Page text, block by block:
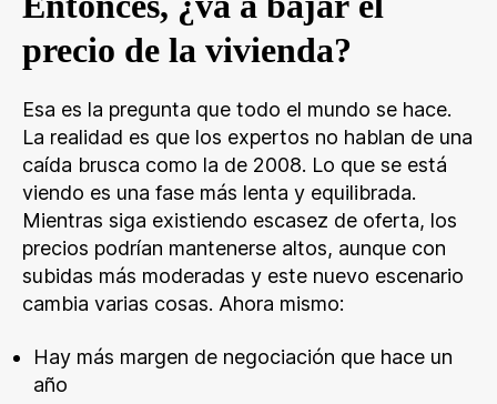
precio de la vivienda?
Esa es la pregunta que todo el mundo se hace.
La realidad es que los expertos no hablan de una
caída brusca como la de 2008. Lo que se está
viendo es una fase más lenta y equilibrada.
Mientras siga existiendo escasez de oferta, los
precios podrían mantenerse altos, aunque con
subidas más moderadas y este nuevo escenario
cambia varias cosas. Ahora mismo:
Hay más margen de negociación que hace un
año